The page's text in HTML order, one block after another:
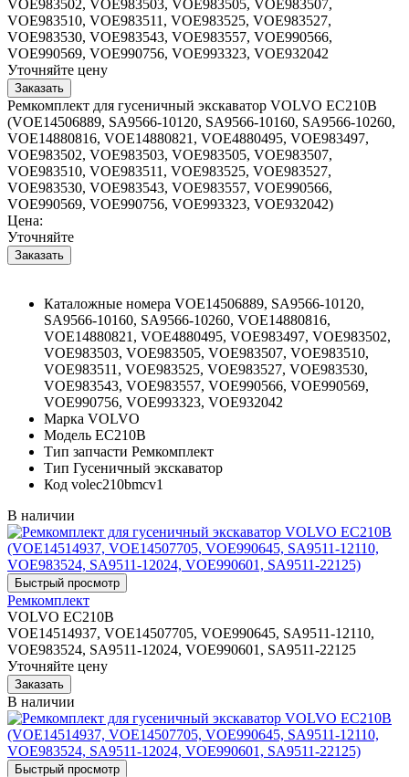
VOE983502, VOE983503, VOE983505, VOE983507,
VOE983510, VOE983511, VOE983525, VOE983527,
VOE983530, VOE983543, VOE983557, VOE990566,
VOE990569, VOE990756, VOE993323, VOE932042
Уточняйте цену
Ремкомплект для гусеничный экскаватор VOLVO EC210B
(VOE14506889, SA9566-10120, SA9566-10160, SA9566-10260,
VOE14880816, VOE14880821, VOE4880495, VOE983497,
VOE983502, VOE983503, VOE983505, VOE983507,
VOE983510, VOE983511, VOE983525, VOE983527,
VOE983530, VOE983543, VOE983557, VOE990566,
VOE990569, VOE990756, VOE993323, VOE932042)
Цена:
Уточняйте
Каталожные номера VOE14506889, SA9566-10120,
SA9566-10160, SA9566-10260, VOE14880816,
VOE14880821, VOE4880495, VOE983497, VOE983502,
VOE983503, VOE983505, VOE983507, VOE983510,
VOE983511, VOE983525, VOE983527, VOE983530,
VOE983543, VOE983557, VOE990566, VOE990569,
VOE990756, VOE993323, VOE932042
Марка VOLVO
Модель EC210B
Тип запчасти Ремкомплект
Тип Гусеничный экскаватор
Код volec210bmcv1
В наличии
Ремкомплект
VOLVO EC210B
VOE14514937, VOE14507705, VOE990645, SA9511-12110,
VOE983524, SA9511-12024, VOE990601, SA9511-22125
Уточняйте цену
В наличии